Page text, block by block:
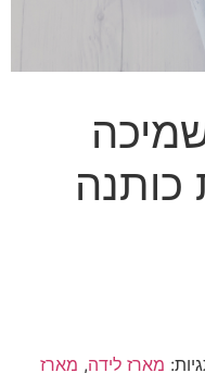
כותנה
מארז לידה, מארז